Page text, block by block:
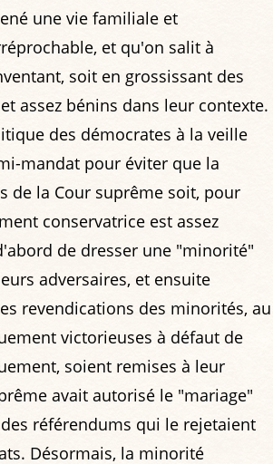
une vie familiale et
et qu'on salit à
soit en grossissant des
assez bénins dans leur contexte.
des démocrates à la veille
mandat pour éviter que la
de la Cour suprême soit, pour
conservatrice est assez
de dresser une "minorité"
adversaires, et ensuite
revendications des minorités, au
victorieuses à défaut de
soient remises à leur
avait autorisé le "mariage"
référendums qui le rejetaient
Désormais, la minorité